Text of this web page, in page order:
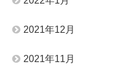
2021年12月
2021年11月